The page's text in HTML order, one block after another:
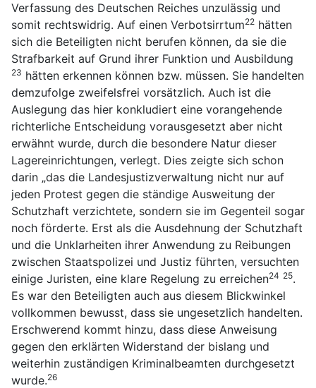
Verfassung des Deutschen Reiches unzulässig und
somit rechtswidrig. Auf einen Verbotsirrtum22 hätten
sich die Beteiligten nicht berufen können, da sie die
Strafbarkeit auf Grund ihrer Funktion und Ausbildung
23 hätten erkennen können bzw. müssen. Sie handelten
demzufolge zweifelsfrei vorsätzlich. Auch ist die
Auslegung das hier konkludiert eine vorangehende
richterliche Entscheidung vorausgesetzt aber nicht
erwähnt wurde, durch die besondere Natur dieser
Lagereinrichtungen, verlegt. Dies zeigte sich schon
darin „das die Landesjustizverwaltung nicht nur auf
jeden Protest gegen die ständige Ausweitung der
Schutzhaft verzichtete, sondern sie im Gegenteil sogar
noch förderte. Erst als die Ausdehnung der Schutzhaft
und die Unklarheiten ihrer Anwendung zu Reibungen
zwischen Staatspolizei und Justiz führten, versuchten
einige Juristen, eine klare Regelung zu erreichen24 25.
Es war den Beteiligten auch aus diesem Blickwinkel
vollkommen bewusst, dass sie ungesetzlich handelten.
Erschwerend kommt hinzu, dass diese Anweisung
gegen den erklärten Widerstand der bislang und
weiterhin zuständigen Kriminalbeamten durchgesetzt
wurde.26